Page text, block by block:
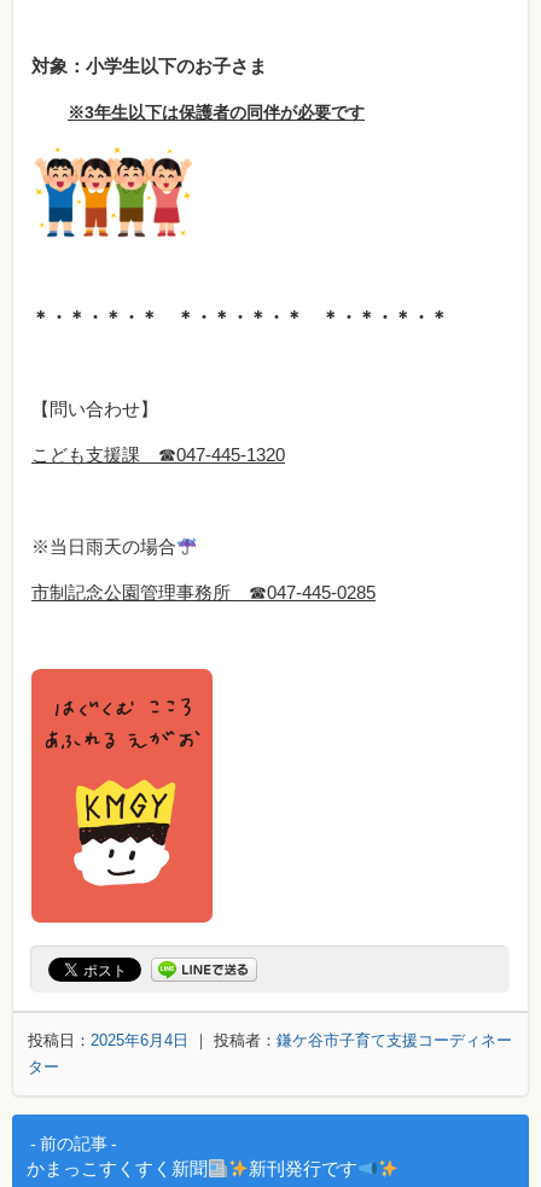
対象：小学生以下のお子さま
※3年生以下は保護者の同伴が必要です
＊・＊・＊・＊ ＊・＊・＊・＊ ＊・＊・＊・＊
【問い合わせ】
こども支援課 ☎047-445-1320
※当日雨天の場合
市制記念公園管理事務所 ☎047-445-0285
投稿日： 2025年6月4日 ｜ 投稿者： 鎌ケ谷市子育て支援コーディネー
ター
投稿ナビゲーション
前の記事
かまっこすくすく新聞 新刊発行です